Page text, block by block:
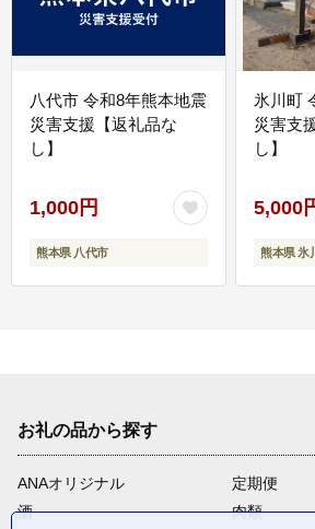
八代市 令和8年熊本地震
災害支援【返礼品な
し】
1,000円
熊本県 八代市
氷川町
災害支
し】
5,000
熊本県 氷
お礼の品から探す
ANAオリジナル
定期便
酒
肉類